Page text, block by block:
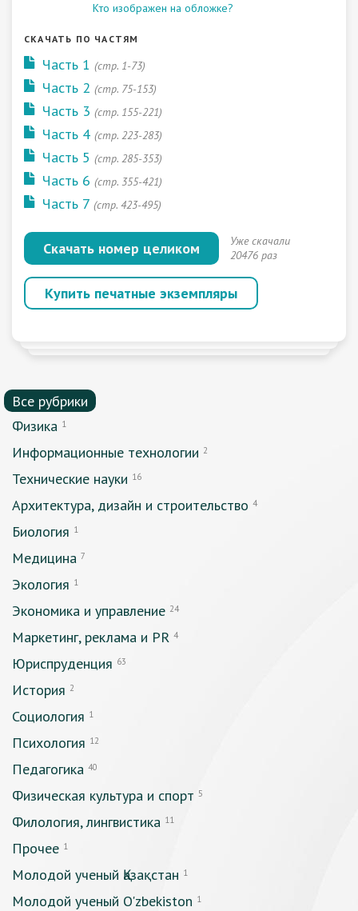
Кто изображен на обложке?
СКАЧАТЬ ПО ЧАСТЯМ
Часть 1 (стр. 1-73)
Часть 2 (стр. 75-153)
Часть 3 (стр. 155-221)
Часть 4 (стр. 223-283)
Часть 5 (стр. 285-353)
Часть 6 (стр. 355-421)
Часть 7 (стр. 423-495)
Скачать номер целиком
Уже скачали
20476 раз
Купить печатные экземпляры
Все рубрики
Физика 1
Информационные технологии 2
Технические науки 16
Архитектура, дизайн и строительство 4
Биология 1
Медицина 7
Экология 1
Экономика и управление 24
Маркетинг, реклама и PR 4
Юриспруденция 63
История 2
Социология 1
Психология 12
Педагогика 40
Физическая культура и спорт 5
Филология, лингвистика 11
Прочее 1
Молодой ученый Қазақстан 1
Молодой ученый O'zbekiston 1